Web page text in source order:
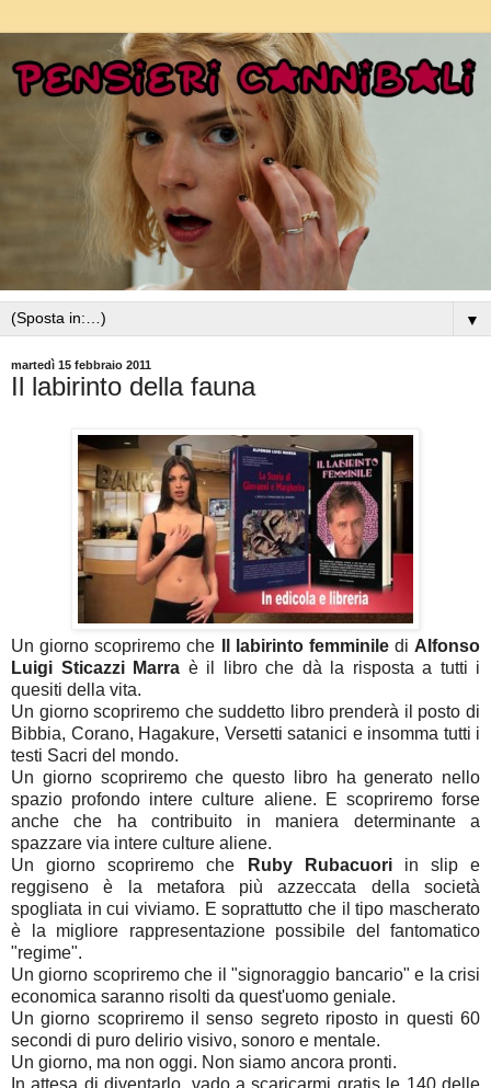
▼
martedì 15 febbraio 2011
Il labirinto della fauna
Un giorno scopriremo che Il labirinto femminiledi Alfonso
Luigi Sticazzi Marra è il libro che dà la risposta a tutti i
quesiti della vita.
Un giorno scopriremo che suddetto libro prenderà il posto di
Bibbia, Corano, Hagakure, Versetti satanici e insomma tutti i
testi Sacri del mondo.
Un giorno scopriremo che questo libro ha generato nello
spazio profondo intere culture aliene. E scopriremo forse
anche che ha contribuito in maniera determinante a
spazzare via intere culture aliene.
Un giorno scopriremo che
Ruby Rubacuoriin slip e
reggiseno è la metafora più azzeccata della società
spogliata in cui viviamo. E soprattutto che il tipo mascherato
è la migliore rappresentazione possibile del fantomatico
"regime".
Un giorno scopriremo che il "signoraggio bancario" e la crisi
economica saranno risolti da quest'uomo geniale.
Un giorno scopriremo il senso segreto riposto in questi 60
secondi di puro delirio visivo, sonoro e mentale.
Un giorno, ma non oggi. Non siamo ancora pronti.
In attesa di diventarlo, vado a scaricarmi gratis le 140 delle